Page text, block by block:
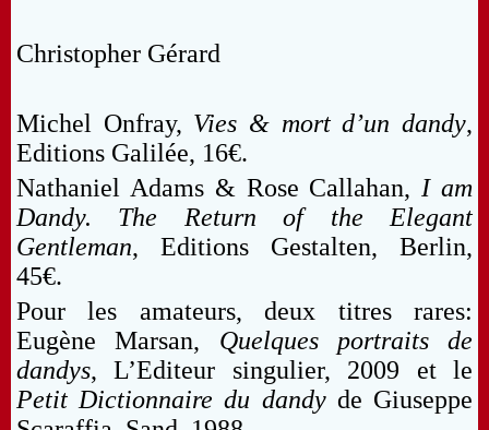
Christopher Gérard
Michel Onfray, Vies & mort d’un dandy,
Editions Galilée, 16€.
Nathaniel Adams & Rose Callahan, I am
Dandy. The Return of the Elegant
Gentleman, Editions Gestalten, Berlin,
45€.
Pour les amateurs, deux titres rares:
Eugène Marsan, Quelques portraits de
dandys, L’Editeur singulier, 2009 et le
Petit Dictionnaire du dandyde Giuseppe